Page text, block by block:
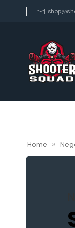
Home »